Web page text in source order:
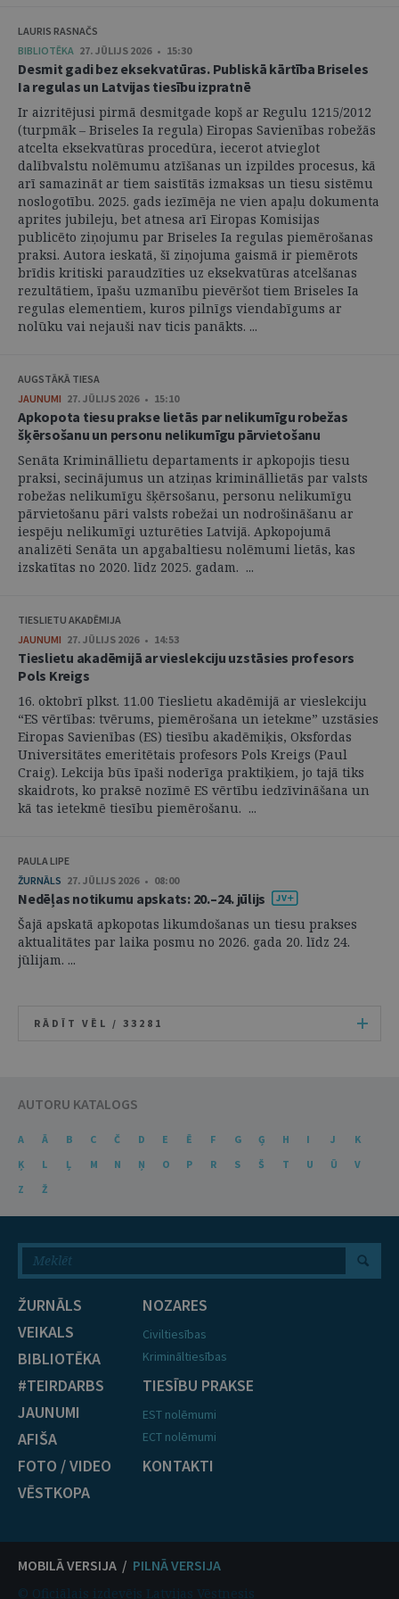
LAURIS RASNAČS
BIBLIOTĒKA 27. JŪLIJS 2026 • 15:30
Desmit gadi bez eksekvatūras. Publiskā kārtība Briseles
Ia regulas un Latvijas tiesību izpratnē
Ir aizritējusi pirmā desmitgade kopš ar Regulu 1215/2012
(turpmāk – Briseles Ia regula) Eiropas Savienības robežās
atcelta eksekvatūras procedūra, iecerot atvieglot
dalībvalstu nolēmumu atzīšanas un izpildes procesus, kā
arī samazināt ar tiem saistītās izmaksas un tiesu sistēmu
noslogotību. 2025. gads iezīmēja ne vien apaļu dokumenta
aprites jubileju, bet atnesa arī Eiropas Komisijas
publicēto ziņojumu par Briseles Ia regulas piemērošanas
praksi. Autora ieskatā, šī ziņojuma gaismā ir piemērots
brīdis kritiski paraudzīties uz eksekvatūras atcelšanas
rezultātiem, īpašu uzmanību pievēršot tiem Briseles Ia
regulas elementiem, kuros pilnīgs viendabīgums ar
nolūku vai nejauši nav ticis panākts. ...
AUGSTĀKĀ TIESA
JAUNUMI 27. JŪLIJS 2026 • 15:10
Apkopota tiesu prakse lietās par nelikumīgu robežas
šķērsošanu un personu nelikumīgu pārvietošanu
Senāta Krimināllietu departaments ir apkopojis tiesu
praksi, secinājumus un atziņas krimināllietās par valsts
robežas nelikumīgu šķērsošanu, personu nelikumīgu
pārvietošanu pāri valsts robežai un nodrošināšanu ar
iespēju nelikumīgi uzturēties Latvijā. Apkopojumā
analizēti Senāta un apgabaltiesu nolēmumi lietās, kas
izskatītas no 2020. līdz 2025. gadam. ...
TIESLIETU AKADĒMIJA
JAUNUMI 27. JŪLIJS 2026 • 14:53
Tieslietu akadēmijā ar vieslekciju uzstāsies profesors
Pols Kreigs
16. oktobrī plkst. 11.00 Tieslietu akadēmijā ar vieslekciju
“ES vērtības: tvērums, piemērošana un ietekme” uzstāsies
Eiropas Savienības (ES) tiesību akadēmiķis, Oksfordas
Universitātes emeritētais profesors Pols Kreigs (Paul
Craig). Lekcija būs īpaši noderīga praktiķiem, jo tajā tiks
skaidrots, ko praksē nozīmē ES vērtību iedzīvināšana un
kā tas ietekmē tiesību piemērošanu. ...
PAULA LIPE
ŽURNĀLS 27. JŪLIJS 2026 • 08:00
Nedēļas notikumu apskats: 20.–24. jūlijs
Šajā apskatā apkopotas likumdošanas un tiesu prakses
aktualitātes par laika posmu no 2026. gada 20. līdz 24.
jūlijam. ...
RĀDĪT VĒL / 33281
AUTORU KATALOGS
A Ā B C Č D E Ē F G Ģ H I J
K
Ķ
L Ļ M N Ņ O P R S Š T U Ū
V
Z
Ž
ŽURNĀLS
VEIKALS
BIBLIOTĒKA
#TEIRDARBS
JAUNUMI
AFIŠA
FOTO / VIDEO
VĒSTKOPA
NOZARES
Civiltiesības
Krimināltiesības
TIESĪBU PRAKSE
EST nolēmumi
ECT nolēmumi
KONTAKTI
MOBILĀ VERSIJA / PILNĀ VERSIJA
© Oficiālais izdevējs Latvijas Vēstnesis